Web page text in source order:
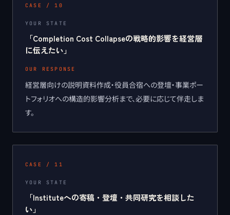
CASE / 10
YOUR STATE
「Completion Cost Collapseの戦略的影響を経営層
に伝えたい 」
OUR RESPONSE
経営層向けの説明資料作成・役員合宿への登壇・事業ポー
トフォリオへの構造的影響分析まで、必要に応じて伴走しま
す。
CASE / 11
YOUR STATE
「Instituteへの寄稿・登壇・共同研究を相談した
い 」